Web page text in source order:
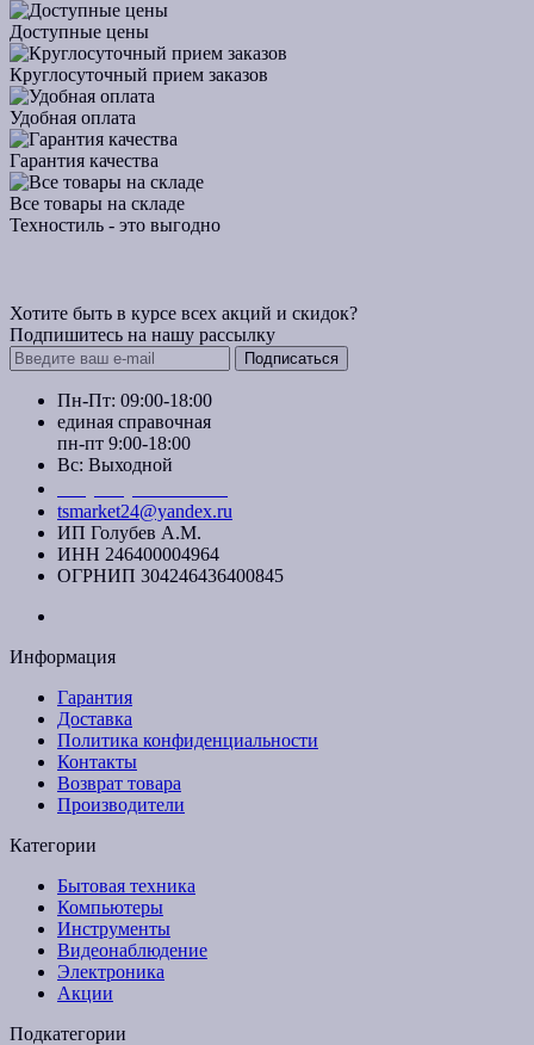
Доступные цены
Круглосуточный прием заказов
Удобная оплата
Гарантия качества
Все товары на складе
Техностиль - это выгодно
Хотите быть в курсе всех акций и скидок?
Подпишитесь на нашу рассылку
Подписаться
Пн-Пт: 09:00-18:00
единая справочная
пн-пт 9:00-18:00
Вс: Выходной
tsmarket24@yandex.ru
ИП Голубев А.М.
ИНН 246400004964
ОГРНИП 304246436400845
Информация
Гарантия
Доставка
Политика конфиденциальности
Контакты
Возврат товара
Производители
Категории
Бытовая техника
Компьютеры
Инструменты
Видеонаблюдение
Электроника
Акции
Подкатегории